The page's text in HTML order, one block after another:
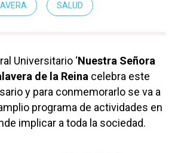
SALUD
Universitario ‘Nuestra Señora
de la Reina celebra este
y para conmemorarlo se va a
programa de actividades en
implicar a toda la sociedad.